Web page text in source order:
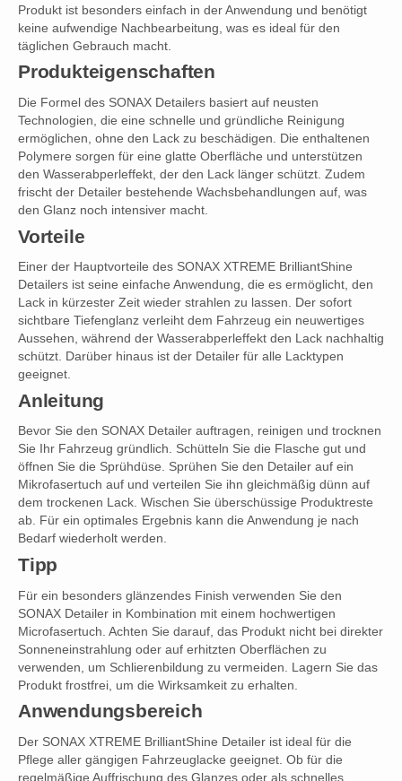
Produkt ist besonders einfach in der Anwendung und benötigt
keine aufwendige Nachbearbeitung, was es ideal für den
täglichen Gebrauch macht.
Produkteigenschaften
Die Formel des SONAX Detailers basiert auf neusten
Technologien, die eine schnelle und gründliche Reinigung
ermöglichen, ohne den Lack zu beschädigen. Die enthaltenen
Polymere sorgen für eine glatte Oberfläche und unterstützen
den Wasserabperleffekt, der den Lack länger schützt. Zudem
frischt der Detailer bestehende Wachsbehandlungen auf, was
den Glanz noch intensiver macht.
Vorteile
Einer der Hauptvorteile des SONAX XTREME BrilliantShine
Detailers ist seine einfache Anwendung, die es ermöglicht, den
Lack in kürzester Zeit wieder strahlen zu lassen. Der sofort
sichtbare Tiefenglanz verleiht dem Fahrzeug ein neuwertiges
Aussehen, während der Wasserabperleffekt den Lack nachhaltig
schützt. Darüber hinaus ist der Detailer für alle Lacktypen
geeignet.
Anleitung
Bevor Sie den SONAX Detailer auftragen, reinigen und trocknen
Sie Ihr Fahrzeug gründlich. Schütteln Sie die Flasche gut und
öffnen Sie die Sprühdüse. Sprühen Sie den Detailer auf ein
Mikrofasertuch auf und verteilen Sie ihn gleichmäßig dünn auf
dem trockenen Lack. Wischen Sie überschüssige Produktreste
ab. Für ein optimales Ergebnis kann die Anwendung je nach
Bedarf wiederholt werden.
Tipp
Für ein besonders glänzendes Finish verwenden Sie den
SONAX Detailer in Kombination mit einem hochwertigen
Microfasertuch. Achten Sie darauf, das Produkt nicht bei direkter
Sonneneinstrahlung oder auf erhitzten Oberflächen zu
verwenden, um Schlierenbildung zu vermeiden. Lagern Sie das
Produkt frostfrei, um die Wirksamkeit zu erhalten.
Anwendungsbereich
Der SONAX XTREME BrilliantShine Detailer ist ideal für die
Pflege aller gängigen Fahrzeuglacke geeignet. Ob für die
regelmäßige Auffrischung des Glanzes oder als schnelles